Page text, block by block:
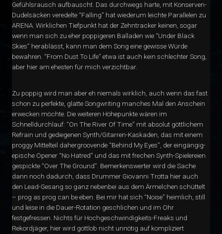
Gefühlsrausch aufbauscht. Das durchwegs harte, mit Konserven-
Dudelsäcken veredelte “Falling” hat wiederum leichte Parallelen zu
ARENA. Wirklichen Tiefpunkt hat der Zehntracker keinen, sogar
wenn man sich zu eher poppigeren Balladen wie “Under Black
Skies” herablässt, kann man dem Song eine gewisse Würde
bewahren. “From Dust To Life” etwa ist auch kein schlechter Song,
aber hier am ehesten für mich verzichtbar.
Zu poppig wird man aber eh niemals wirklich, auch wenn das fast
schon zu perfekte, glatte Songwriting manches Mal den Anschein
erwecken möchte. Die weiteren Höhepunkte wären im
Schnelldurchlauf: “On The River Of Time” mit absolut göttlichem
Refrain und gediegenen Synth/Gitarren-Kaskaden, das mit einem
proggy Mittelteil dahergroovende “Behind My Eyes”, der eingängig-
epische Opener “No Hatred” und das mit frechen Synth-Spielereien
gespickte “Over The Ground”. Bemerkenswerter wird die Sache
dann noch dadurch, dass Drummer Giovanni Trotta hier auch
den Lead-Gesang so ganz nebenbei aus dem Ärmelchen schüttelt
– prog as prog can be eben. Bei mir hat sich “Noise” heimlich, still
und leise in die Dauer-Rotation geschlichen und im Ohr
festgefressen. Nichts für Hochgeschwindigkeits-Freaks und
Rekordjäger, hier wird gottlob nicht unnötig auf kompliziert